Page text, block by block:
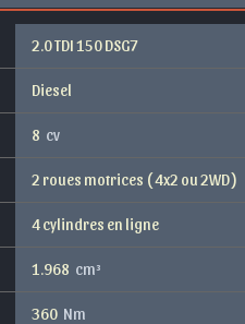
2.0 TDI 150 DSG7
Diesel
8 cv
2 roues motrices ( 4x2 ou 2WD )
4 cylindres en ligne
1.968 cm³
360 Nm